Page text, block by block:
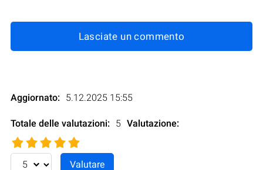
Lasciate un commento
Aggiornato: 5.12.2025 15:55
Totale delle valutazioni: 5 Valutazione: